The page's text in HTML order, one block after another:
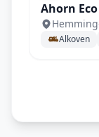
Ahorn
Alkoven